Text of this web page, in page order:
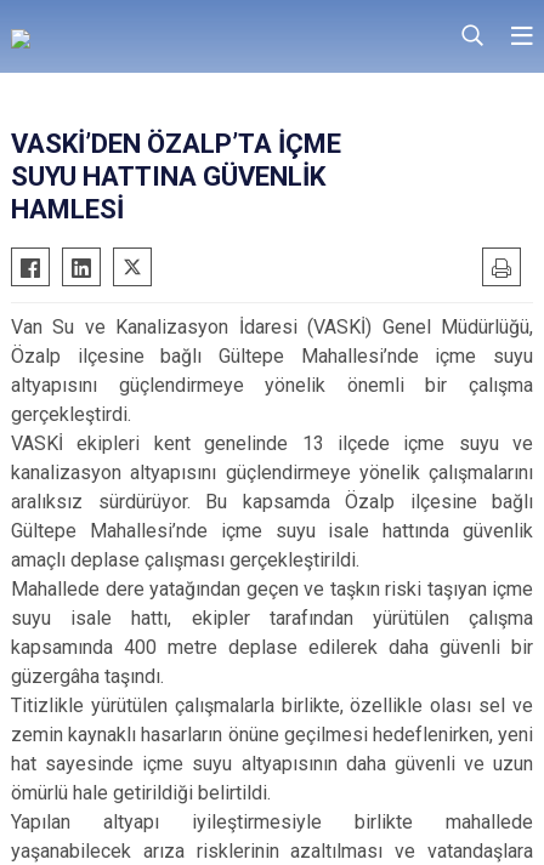
VASKİ’DEN ÖZALP’TA İÇME
SUYU HATTINA GÜVENLİK
HAMLESİ
Van Su ve Kanalizasyon İdaresi (VASKİ) Genel Müdürlüğü,
Özalp ilçesine bağlı Gültepe Mahallesi’nde içme suyu
altyapısını güçlendirmeye yönelik önemli bir çalışma
gerçekleştirdi.
VASKİ ekipleri kent genelinde 13 ilçede içme suyu ve
kanalizasyon altyapısını güçlendirmeye yönelik çalışmalarını
aralıksız sürdürüyor. Bu kapsamda Özalp ilçesine bağlı
Gültepe Mahallesi’nde içme suyu isale hattında güvenlik
amaçlı deplase çalışması gerçekleştirildi.
Mahallede dere yatağından geçen ve taşkın riski taşıyan içme
suyu isale hattı, ekipler tarafından yürütülen çalışma
kapsamında 400 metre deplase edilerek daha güvenli bir
güzergâha taşındı.
Titizlikle yürütülen çalışmalarla birlikte, özellikle olası sel ve
zemin kaynaklı hasarların önüne geçilmesi hedeflenirken, yeni
hat sayesinde içme suyu altyapısının daha güvenli ve uzun
ömürlü hale getirildiği belirtildi.
Yapılan altyapı iyileştirmesiyle birlikte mahallede
yaşanabilecek arıza risklerinin azaltılması ve vatandaşlara